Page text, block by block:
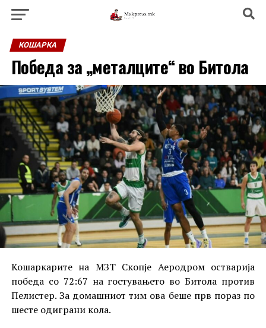
КОШАРКА
Победа за „металците“ во Битола
Кошаркарите на МЗТ Скопје Аеродром остварија
победа со 72:67 на гостувањето во Битола против
Пелистер. За домашниот тим ова беше прв пораз по
шесте одиграни кола.